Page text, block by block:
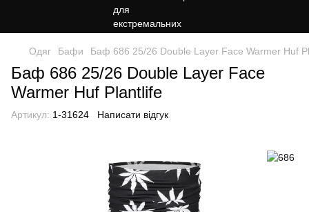
Одяг Бафи Баф 686 25/26 Double Layer Face Warmer Huf
Баф 686 25/26 Double Layer Face
Warmer Huf Plantlife
Артикул: 1-31624 Написати відгук